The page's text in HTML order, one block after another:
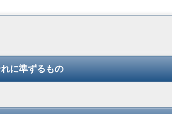
に準ずるもの